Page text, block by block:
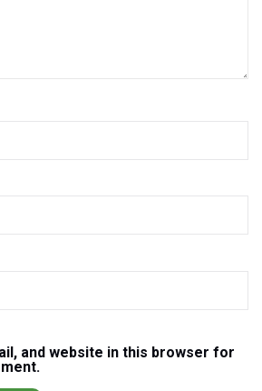
and website in this browser for